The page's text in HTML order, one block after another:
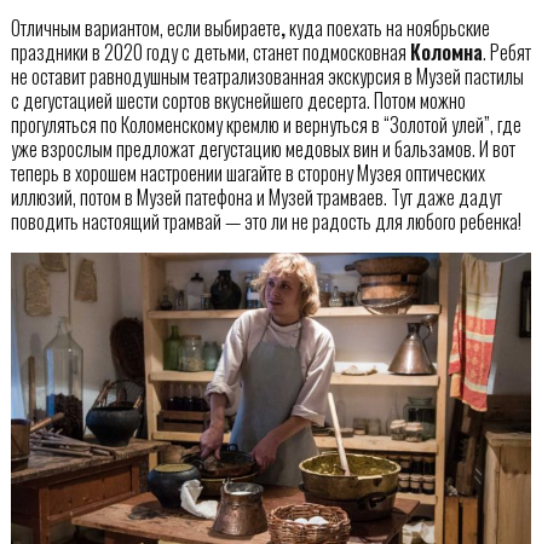
Отличным вариантом, если выбираете,куда поехать на ноябрьские
праздники в 2020 году с детьми, станет подмосковная Коломна. Ребят
не оставит равнодушным театрализованная экскурсия в Музей пастилы
с дегустацией шести сортов вкуснейшего десерта. Потом можно
прогуляться по Коломенскому кремлю и вернуться в “Золотой улей”, где
уже взрослым предложат дегустацию медовых вин и бальзамов. И вот
теперь в хорошем настроении шагайте в сторону Музея оптических
иллюзий, потом в Музей патефона и Музей трамваев. Тут даже дадут
поводить настоящий трамвай — это ли не радость для любого ребенка!